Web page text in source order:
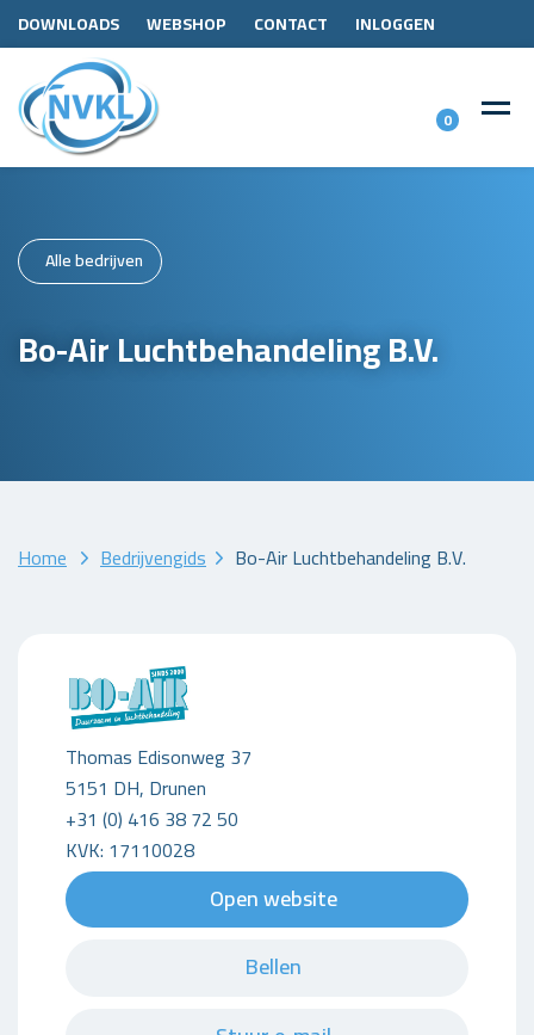
DOWNLOADS WEBSHOP CONTACT INLOGGEN
0
Alle bedrijven
Bo-Air Luchtbehandeling B.V.
Home Bedrijvengids Bo-Air Luchtbehandeling B.V.
Thomas Edisonweg 37
5151 DH, Drunen
+31 (0) 416 38 72 50
KVK: 17110028
Open website
Bellen